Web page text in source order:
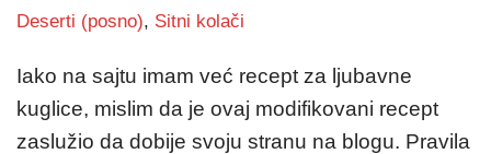
Deserti (posno), Sitni kolači
Iako na sajtu imam već recept za ljubavne
kuglice, mislim da je ovaj modifikovani recept
zaslužio da dobije svoju stranu na blogu. Pravila